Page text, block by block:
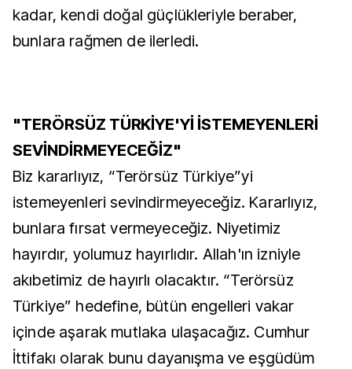
kadar, kendi doğal güçlükleriyle beraber,
bunlara rağmen de ilerledi.
"TERÖRSÜZ TÜRKİYE'Yİ İSTEMEYENLERİ
SEVİNDİRMEYECEĞİZ"
Biz kararlıyız, “Terörsüz Türkiye”yi
istemeyenleri sevindirmeyeceğiz. Kararlıyız,
bunlara fırsat vermeyeceğiz. Niyetimiz
hayırdır, yolumuz hayırlıdır. Allah'ın izniyle
akıbetimiz de hayırlı olacaktır. “Terörsüz
Türkiye” hedefine, bütün engelleri vakar
içinde aşarak mutlaka ulaşacağız. Cumhur
İttifakı olarak bunu dayanışma ve eşgüdüm